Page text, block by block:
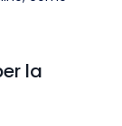
la